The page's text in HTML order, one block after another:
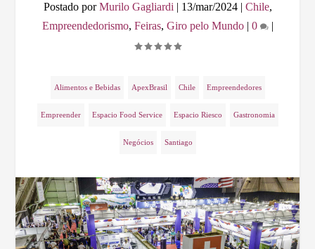
Postado porMurilo Gagliardi | 13/mar/2024| Chile,
Empreendedorismo, Feiras, Giro pelo Mundo| 0 |
Alimentos e Bebidas ApexBrasil Chile Empreendedores
Empreender Espacio Food Service Espacio Riesco Gastronomia
Negócios Santiago